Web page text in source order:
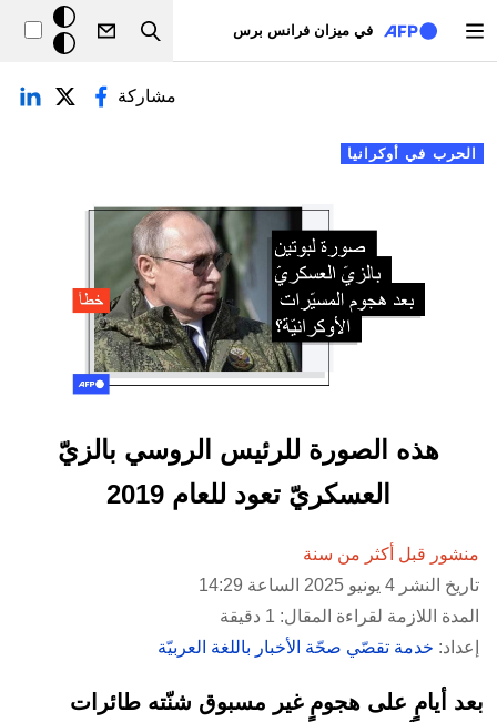
في ميزان فرانس برس
Search
خلفيّة
داكنة
التبويبات الأساسية
الحرب في أوكرانيا
مشاركة
هذه الصورة للرئيس الروسي بالزيّ
العسكريّ تعود للعام 2019
منشور قبل أكثر من سنة
تاريخ النشر 4 يونيو 2025 الساعة 14:29
المدة اللازمة لقراءة المقال: 1 دقيقة
إعداد: خدمة تقصّي صحّة الأخبار باللغة العربيّة
بعد أيامٍ على هجومٍ غير مسبوق شنّته طائرات